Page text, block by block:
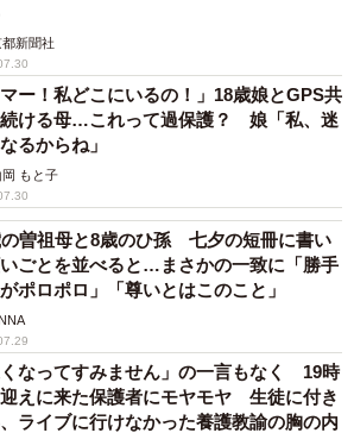
都新聞社
マー！私どこにいるの！」18歳娘とGPS共
ける母…これって過保護？ 娘「私、迷
るからね」
岡 もと子
曽祖母と8歳のひ孫 七夕の短冊に書い
ごとを並べると…まさかの一致に「勝手
ポロポロ」「尊いとはこのこと」
くなってすみません」の一言もなく 19時
えに来た保護者にモヤモヤ 生徒に付き
ライブに行けなかった養護教諭の胸の内